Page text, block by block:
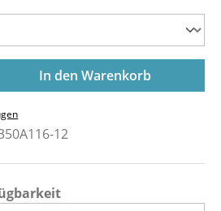
Gib den gewünschten
In den Warenkorb
12